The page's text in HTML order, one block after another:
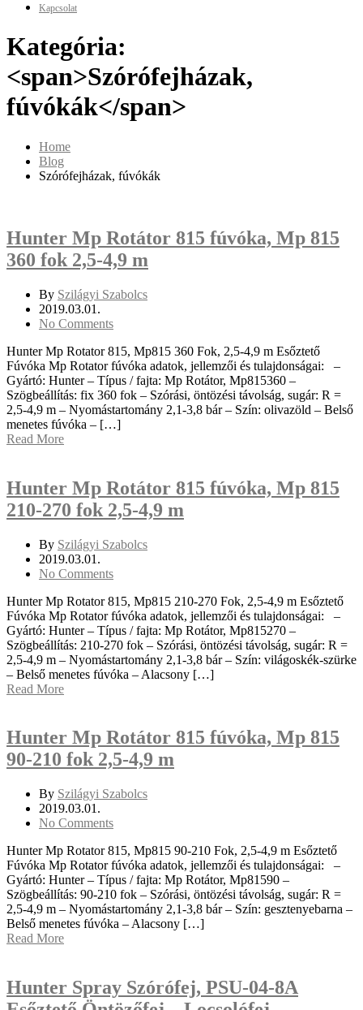
Kapcsolat
Kategória:
<span>Szórófejházak,
fúvókák</span>
Home
Blog
Szórófejházak, fúvókák
Hunter Mp Rotátor 815 fúvóka, Mp 815
360 fok 2,5-4,9 m
By Szilágyi Szabolcs
2019.03.01.
No Comments
Hunter Mp Rotator 815, Mp815 360 Fok, 2,5-4,9 m Esőztető
Fúvóka Mp Rotator fúvóka adatok, jellemzői és tulajdonságai: –
Gyártó: Hunter – Típus / fajta: Mp Rotátor, Mp815360 –
Szögbeállítás: fix 360 fok – Szórási, öntözési távolság, sugár: R =
2,5-4,9 m – Nyomástartomány 2,1-3,8 bár – Szín: olivazöld – Belső
menetes fúvóka – […]
Read More
Hunter Mp Rotátor 815 fúvóka, Mp 815
210-270 fok 2,5-4,9 m
By Szilágyi Szabolcs
2019.03.01.
No Comments
Hunter Mp Rotator 815, Mp815 210-270 Fok, 2,5-4,9 m Esőztető
Fúvóka Mp Rotator fúvóka adatok, jellemzői és tulajdonságai: –
Gyártó: Hunter – Típus / fajta: Mp Rotátor, Mp815270 –
Szögbeállítás: 210-270 fok – Szórási, öntözési távolság, sugár: R =
2,5-4,9 m – Nyomástartomány 2,1-3,8 bár – Szín: világoskék-szürke
– Belső menetes fúvóka – Alacsony […]
Read More
Hunter Mp Rotátor 815 fúvóka, Mp 815
90-210 fok 2,5-4,9 m
By Szilágyi Szabolcs
2019.03.01.
No Comments
Hunter Mp Rotator 815, Mp815 90-210 Fok, 2,5-4,9 m Esőztető
Fúvóka Mp Rotator fúvóka adatok, jellemzői és tulajdonságai: –
Gyártó: Hunter – Típus / fajta: Mp Rotátor, Mp81590 –
Szögbeállítás: 90-210 fok – Szórási, öntözési távolság, sugár: R =
2,5-4,9 m – Nyomástartomány 2,1-3,8 bár – Szín: gesztenyebarna –
Belső menetes fúvóka – Alacsony […]
Read More
Hunter Spray Szórófej, PSU-04-8A